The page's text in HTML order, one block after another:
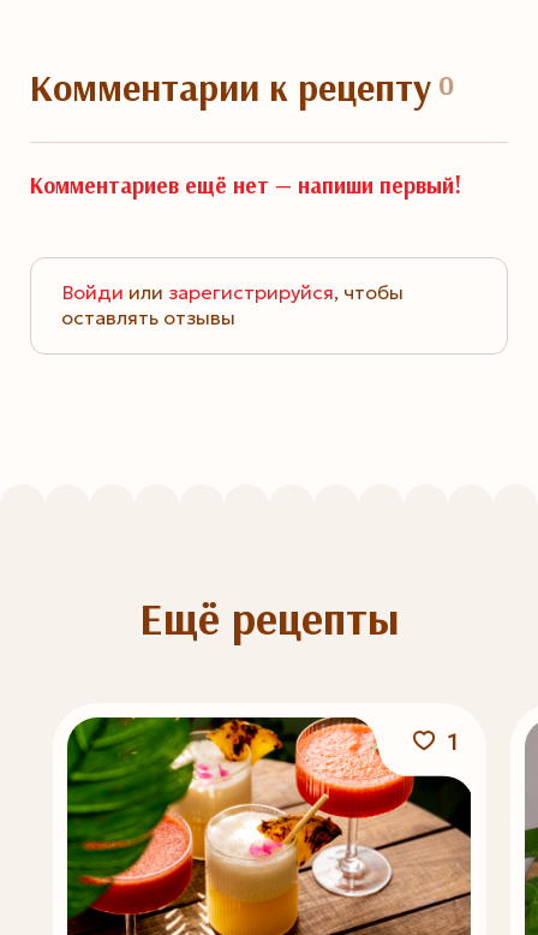
Комментарии к рецепту0
Комментариев ещё нет — напиши первый!
Войди или зарегистрируйся, чтобы
оставлять отзывы
Ещё рецепты
1